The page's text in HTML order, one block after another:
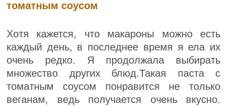
томатным соусом
Хотя кажется, что макароны можно есть
каждый день, в последнее время я ела их
очень редко. Я продолжала выбирать
множество других блюд.Такая паста с
томатным соусом понравится не только
веганам, ведь получается очень вкусно.